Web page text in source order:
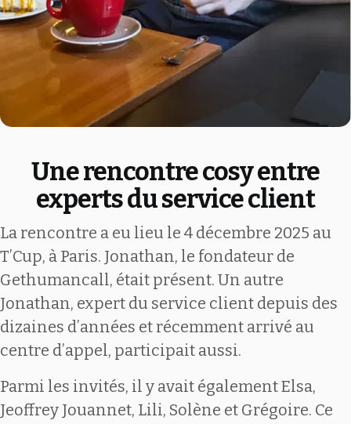
Une rencontre cosy entre
experts du service client
La rencontre a eu lieu le 4 décembre 2025 au
T’Cup, à Paris. Jonathan, le fondateur de
Gethumancall, était présent. Un autre
Jonathan, expert du service client depuis des
dizaines d’années et récemment arrivé au
centre d’appel, participait aussi.
Parmi les invités, il y avait également Elsa,
Jeoffrey Jouannet, Lili, Solène et Grégoire. Ce